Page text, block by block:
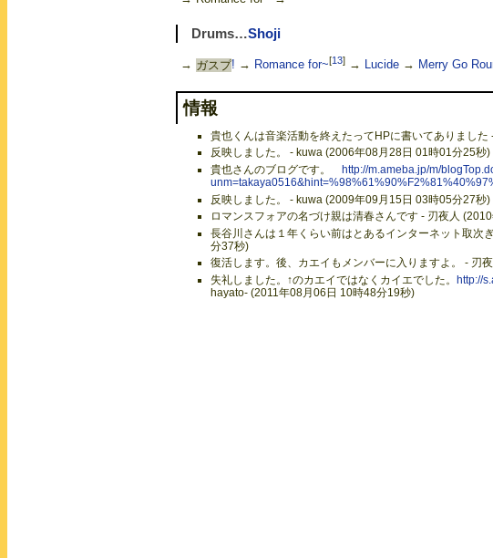
Drums…Shoji
→ ガスプ! → Romance for~[13]→ Lucide→ Merry Go
情報
貴也くんは音楽活動を終えたってHPに書いてありまし
反映しました。 - kuwa (2006年08月28日 01時01分25秒)
貴也さんのブログです。 http://m.ameba.jp/m/
反映しました。 - kuwa (2009年09月15日 03時05分27秒)
ロマンスフォアの名づけ親は清春さんです - 刃夜人
長谷川さんは１年くらい前はとあるインターネット取
分37秒)
復活します。後、カエイもメンバーに入りますよ。 - 刃
失礼しました。↑のカエイではなくカイエでした。
http://
hayato- (2011年08月06日 10時48分19秒)